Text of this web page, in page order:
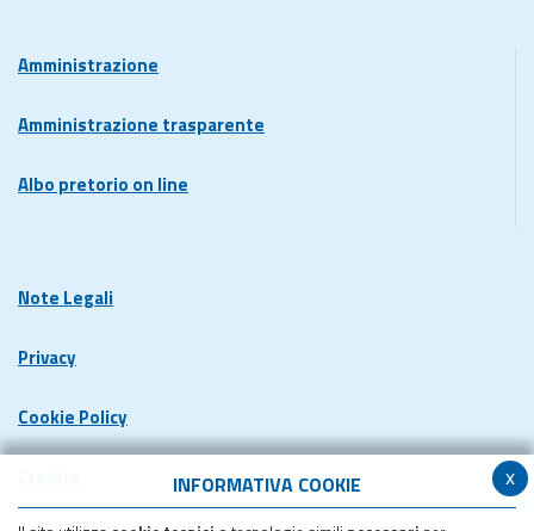
x
INFORMATIVA COOKIE
Amministrazione
Amministrazione trasparente
Albo pretorio on line
Note Legali
Privacy
Cookie Policy